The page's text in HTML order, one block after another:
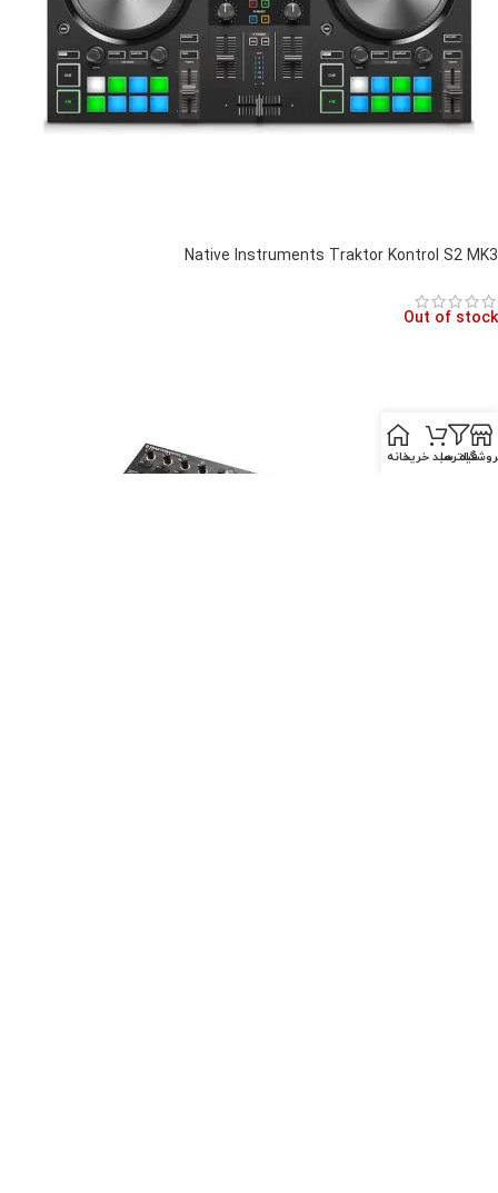
Native Instruments Traktor Kontrol S2 MK3
Out of stock
فیلترهاسبد خریدخانه